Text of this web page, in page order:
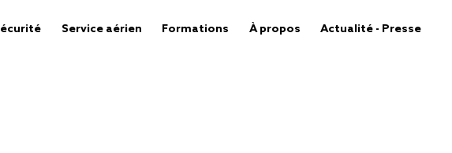
Service aérien Formations À propos Actualité - Presse